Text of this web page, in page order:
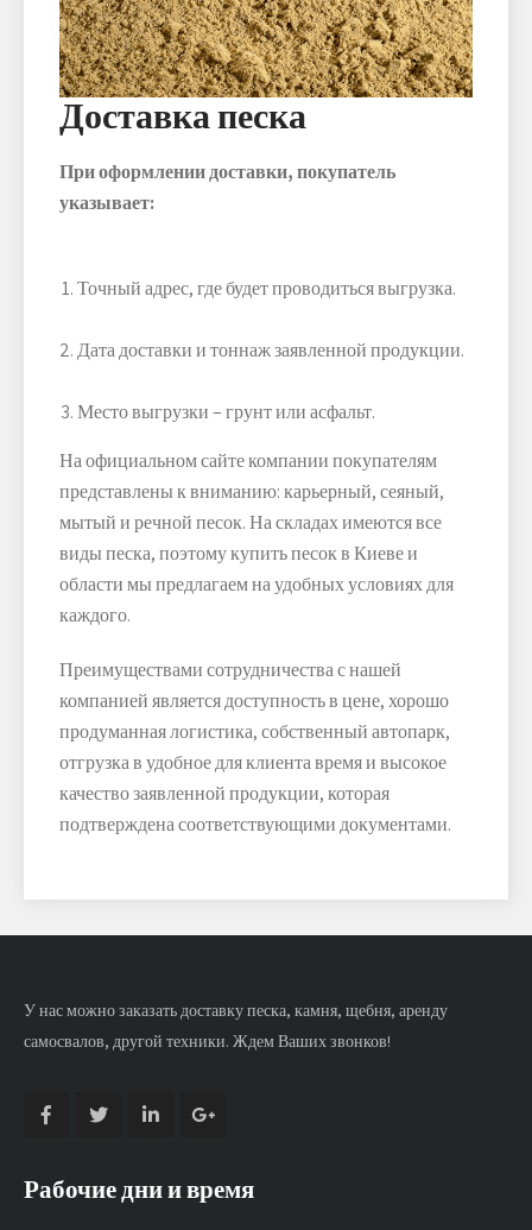
Доставка песка
При оформлении доставки, покупатель
указывает:
Точный адрес, где будет проводиться выгрузка.
Дата доставки и тоннаж заявленной продукции.
Место выгрузки – грунт или асфальт.
На официальном сайте компании покупателям
представлены к вниманию: карьерный, сеяный,
мытый и речной песок. На складах имеются все
виды песка, поэтому купить песок в Киеве и
области мы предлагаем на удобных условиях для
каждого.
Преимуществами сотрудничества с нашей
компанией является доступность в цене, хорошо
продуманная логистика, собственный автопарк,
отгрузка в удобное для клиента время и высокое
качество заявленной продукции, которая
подтверждена соответствующими документами.
У нас можно заказать доставку песка, камня, щебня, аренду
самосвалов, другой техники. Ждем Ваших звонков!
Рабочие дни и время